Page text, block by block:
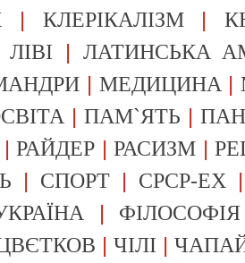
| КЛЕРІКАЛІЗМ|
ЛІВІ | ЛАТИНСЬКА
| МЕДИЦИНА |
|ПАМ`ЯТЬ |
|РАЙДЕР |РАСИЗМ |
| СПОРТ | СРСР-EX
| ФІЛОСОФІЯ
| ЧІЛІ |